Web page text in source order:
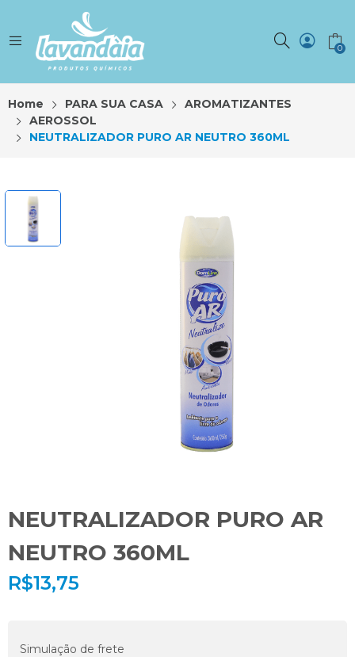
0
Home PARA SUA CASA
AROMATIZANTES
AEROSSOL
NEUTRALIZADOR PURO AR NEUTRO 360ML
NEUTRALIZADOR PURO AR
NEUTRO 360ML
R$13,75
Simulação de frete